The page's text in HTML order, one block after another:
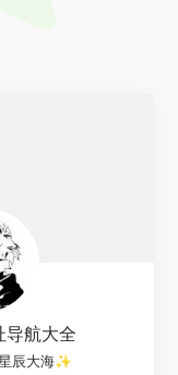
导航大全
辰大海✨